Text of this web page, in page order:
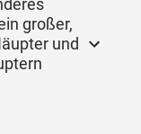
großer,
und